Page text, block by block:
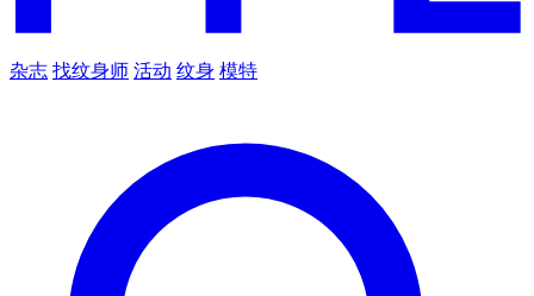
杂志 找纹身师 活动 纹身 模特